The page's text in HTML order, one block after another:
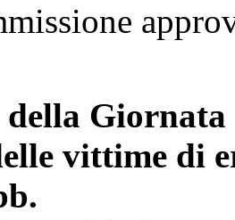
vittime di